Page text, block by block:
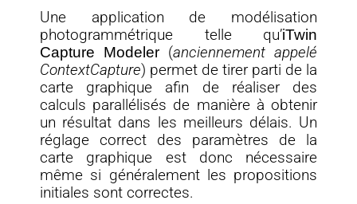
Une application de modélisation
photogrammétrique telle qu’iTwin
Capture Modeler (anciennement appelé
ContextCapture) permet de tirer parti de la
carte graphique afin de réaliser des
calculs parallélisés de manière à obtenir
un résultat dans les meilleurs délais. Un
réglage correct des paramètres de la
carte graphique est donc nécessaire
même si généralement les propositions
initiales sont correctes.